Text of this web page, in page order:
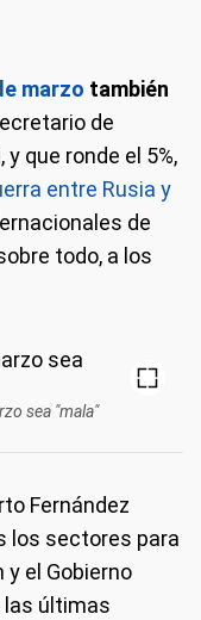
marzo también
de
que ronde el 5%,
entre Rusia y
de
todo, a los
sea "mala"
Fernández
los sectores para
y el Gobierno
las últimas